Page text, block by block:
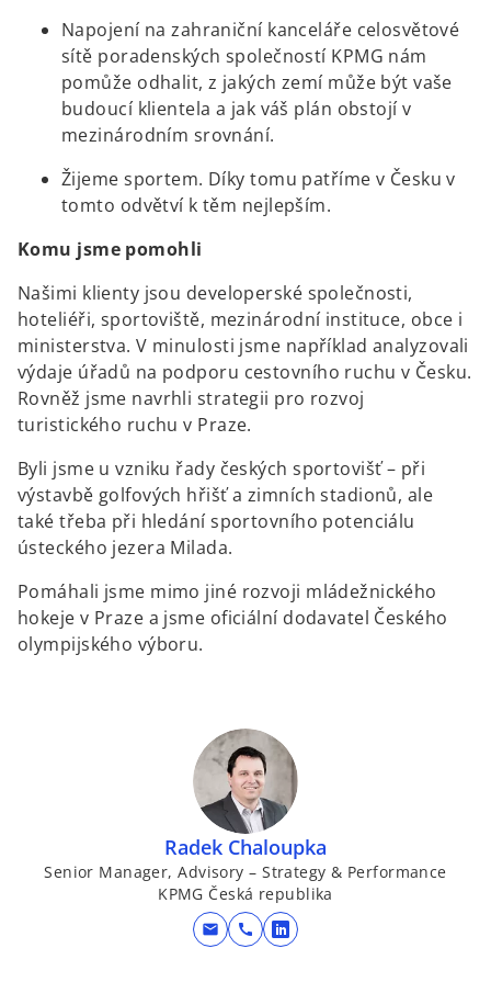
Napojení na zahraniční kanceláře celosvětové
sítě poradenských společností KPMG nám
pomůže odhalit, z jakých zemí může být vaše
budoucí klientela a jak váš plán obstojí v
mezinárodním srovnání.
Žijeme sportem. Díky tomu patříme v Česku v
tomto odvětví k těm nejlepším.
Komu jsme pomohli
Našimi klienty jsou developerské společnosti,
hoteliéři, sportoviště, mezinárodní instituce, obce i
ministerstva. V minulosti jsme například analyzovali
výdaje úřadů na podporu cestovního ruchu v Česku.
Rovněž jsme navrhli strategii pro rozvoj
turistického ruchu v Praze.
Byli jsme u vzniku řady českých sportovišť – při
výstavbě golfových hřišť a zimních stadionů, ale
také třeba při hledání sportovního potenciálu
ústeckého jezera Milada.
Pomáhali jsme mimo jiné rozvoji mládežnického
hokeje v Praze a jsme oficiální dodavatel Českého
olympijského výboru.
Radek Chaloupka
Senior Manager, Advisory – Strategy & Performance
KPMG Česká republika
mail call
o